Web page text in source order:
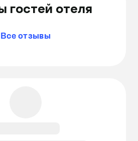
гостей отеля
Все отзывы